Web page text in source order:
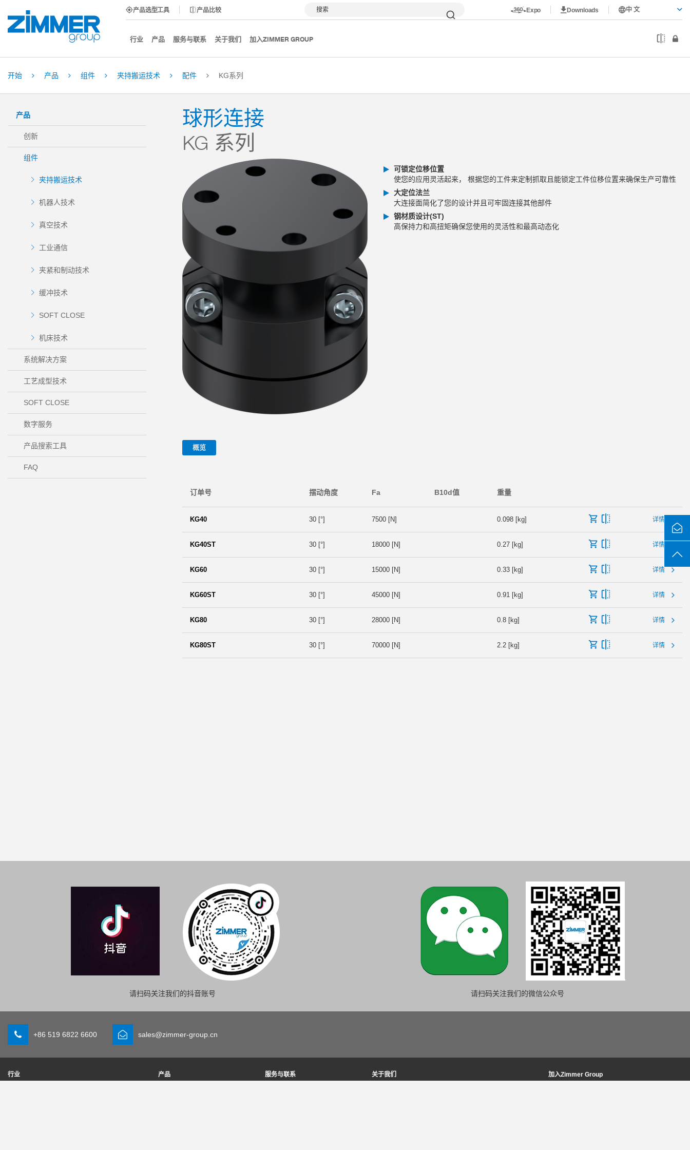
产品选型工具 产品比较 搜索 Expo Downloads 中 文
行业 产品 服务与联系 关于我们 加入ZIMMER GROUP
开始 产品 组件 夹持搬运技术 配件 KG系列
产品
创新
组件
夹持搬运技术
机器人技术
真空技术
工业通信
夹紧和制动技术
缓冲技术
SOFT CLOSE
机床技术
系统解决方案
工艺成型技术
SOFT CLOSE
数字服务
产品搜索工具
FAQ
球形连接
KG 系列
可锁定位移位置
使您的应用灵活起来， 根据您的工件来定制抓取且能锁定工件位移位置来确保生产可靠性
大定位法兰
大连接面简化了您的设计并且可牢固连接其他部件
钢材质设计(ST)
高保持力和高扭矩确保您使用的灵活性和最高动态化
概览
订单号 摆动角度 Fa B10d值 重量
KG40 30 [°] 7500 [N] 0.098 [kg] 详情
KG40ST 30 [°] 18000 [N] 0.27 [kg] 详情
KG60 30 [°] 15000 [N] 0.33 [kg] 详情
KG60ST 30 [°] 45000 [N] 0.91 [kg] 详情
KG80 30 [°] 28000 [N] 0.8 [kg] 详情
KG80ST 30 [°] 70000 [N] 2.2 [kg] 详情
请扫码关注我们的抖音账号 请扫码关注我们的微信公众号
+86 519 6822 6600 sales@zimmer-group.cn
行业
产品
服务与联系
关于我们
加入Zimmer Group